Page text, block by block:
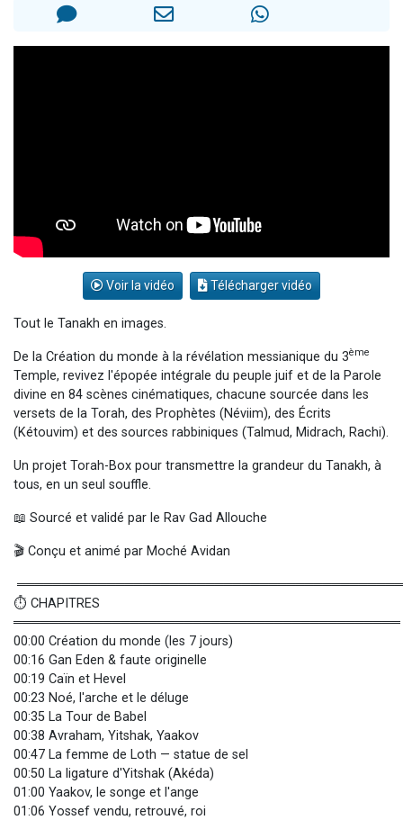
Voir la vidéo Télécharger vidéo
Tout le Tanakh en images.
De la Création du monde à la révélation messianique du 3ème
Temple, revivez l'épopée intégrale du peuple juif et de la Parole
divine en 84 scènes cinématiques, chacune sourcée dans les
versets de la Torah, des Prophètes (Néviim), des Écrits
(Kétouvim) et des sources rabbiniques (Talmud, Midrach, Rachi).
Un projet Torah-Box pour transmettre la grandeur du Tanakh, à
tous, en un seul souffle.
📖 Sourcé et validé par le Rav Gad Allouche
🎬 Conçu et animé par Moché Avidan
═══════════════════════════════════════════
⏱️ CHAPITRES
═══════════════════════════════════════════
00:00 Création du monde (les 7 jours)
00:16 Gan Eden & faute originelle
00:19 Caïn et Hevel
00:23 Noé, l'arche et le déluge
00:35 La Tour de Babel
00:38 Avraham, Yitshak, Yaakov
00:47 La femme de Loth — statue de sel
00:50 La ligature d'Yitshak (Akéda)
01:00 Yaakov, le songe et l'ange
01:06 Yossef vendu, retrouvé, roi